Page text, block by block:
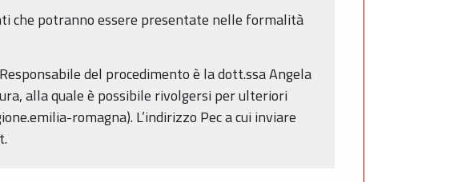
che potranno essere presentate nelle formalità
del procedimento è la dott.ssa Angela
alla quale è possibile rivolgersi per ulteriori
romagna). L’indirizzo Pec a cui inviare